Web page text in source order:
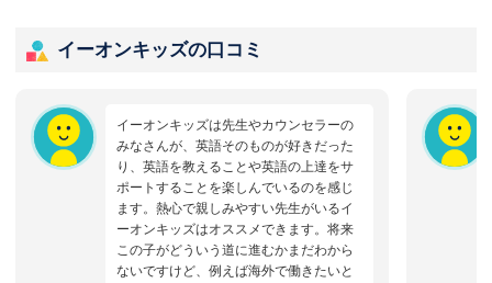
イーオンキッズの口コミ
イーオンキッズは先生やカウンセラーの
みなさんが、英語そのものが好きだった
り、英語を教えることや英語の上達をサ
ポートすることを楽しんでいるのを感じ
ます。熱心で親しみやすい先生がいるイ
ーオンキッズはオススメできます。将来
この子がどういう道に進むかまだわから
ないですけど、例えば海外で働きたいと